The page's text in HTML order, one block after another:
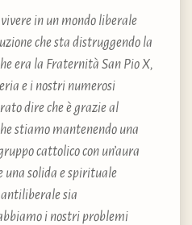
in un mondo liberale
che sta distruggendo la
era la Fraternità San Pio X,
e i nostri numerosi
dire che è grazie al
stiamo mantenendo una
cattolico con un’aura
una solida e spirituale
sia
i nostri problemi